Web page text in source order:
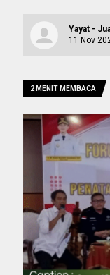
Yayat -
11 Nov
2 MENIT MEMBACA